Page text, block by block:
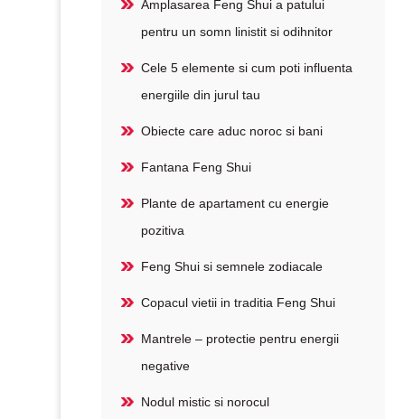
Amplasarea Feng Shui a patului
pentru un somn linistit si odihnitor
Cele 5 elemente si cum poti influenta
energiile din jurul tau
Obiecte care aduc noroc si bani
Fantana Feng Shui
Plante de apartament cu energie
pozitiva
Feng Shui si semnele zodiacale
Copacul vietii in traditia Feng Shui
Mantrele – protectie pentru energii
negative
Nodul mistic si norocul